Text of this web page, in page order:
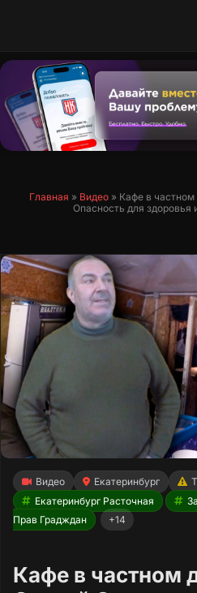
Главная » Видео» Кафе в
Опасность для здоровья
Видео Екатеринбург
Екатеринбург Расточная
Прав Градждан
+14
Кафе в частном